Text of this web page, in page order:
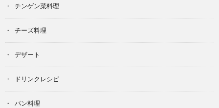
チンゲン菜料理
チーズ料理
デザート
ドリンクレシピ
パン料理